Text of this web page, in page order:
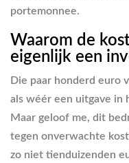
portemonnee.
Waarom de
eigenlijk een
Die paar honderd euro
als wéér een uitgave in
Maar geloof me, dit
tegen onverwachte
zo niet tienduizenden